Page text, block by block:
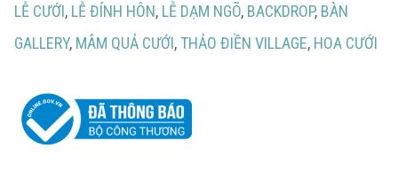
LỄ CƯỚI, LỄ ĐÍNH HÔN, LỄ DẠM NGÕ, BACKDROP, BÀN
GALLERY, MÂM QUẢ CƯỚI,THẢO ĐIỀN VILLAGE, HOA CƯỚI